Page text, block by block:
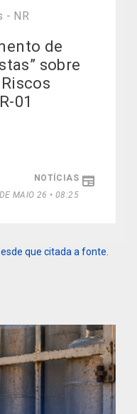
- NR
de
sobre
01
NOTÍCIAS
MAIO 26 • 08:25
que citada a fonte.